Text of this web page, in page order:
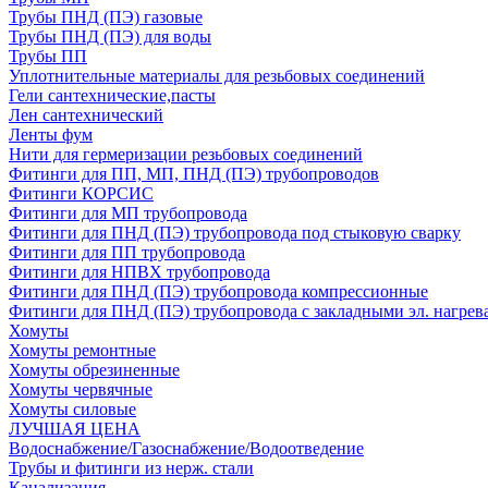
Трубы ПНД (ПЭ) газовые
Трубы ПНД (ПЭ) для воды
Трубы ПП
Уплотнительные материалы для резьбовых соединений
Гели сантехнические,пасты
Лен сантехнический
Ленты фум
Нити для гермеризации резьбовых соединений
Фитинги для ПП, МП, ПНД (ПЭ) трубопроводов
Фитинги КОРСИС
Фитинги для МП трубопровода
Фитинги для ПНД (ПЭ) трубопровода под стыковую сварку
Фитинги для ПП трубопровода
Фитинги для НПВХ трубопровода
Фитинги для ПНД (ПЭ) трубопровода компрессионные
Фитинги для ПНД (ПЭ) трубопровода с закладными эл.
Хомуты
Хомуты ремонтные
Хомуты обрезиненные
Хомуты червячные
Хомуты силовые
ЛУЧШАЯ ЦЕНА
Водоснабжение/Газоснабжение/Водоотведение
Трубы и фитинги из нерж. стали